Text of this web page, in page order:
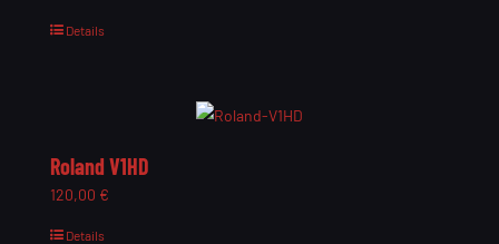
Details
Roland V1HD
120,00 €
Details